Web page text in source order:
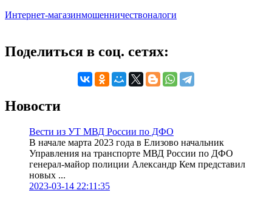
Интернет-магазинмошенничествоналоги
Поделиться в соц. сетях:
Новости
Вести из УТ МВД России по ДФО
В начале марта 2023 года в Елизово начальник
Управления на транспорте МВД России по ДФО
генерал-майор полиции Александр Кем представил
новых ...
2023-03-14 22:11:35